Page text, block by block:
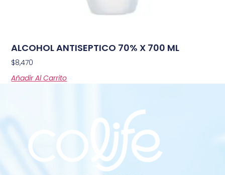
ALCOHOL ANTISEPTICO 70% X 700 ML
$8,470
Añadir Al Carrito